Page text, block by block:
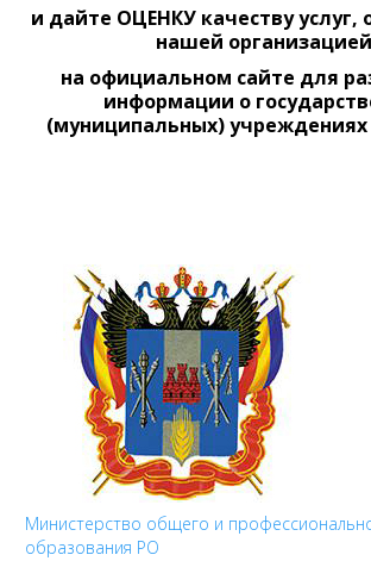
и дайте ОЦЕНКУ качеству услуг,
нашей
на официальном сайте для
информации о
(муниципальных) учреждениях
Министерство общего и
образования РО